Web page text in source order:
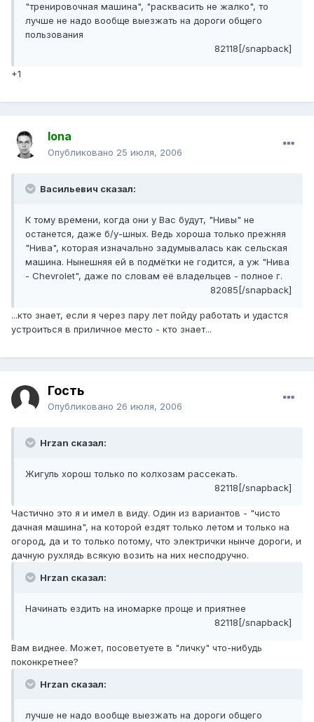
"тренировочная машина", "расквасить не жалко", то
лучше не надо вообще выезжать на дороги общего
пользования
82118[/snapback]
+1
Iona
Опубликовано 25 июля, 2006
Васильевич сказал:
К тому времени, когда они у Вас будут, "Нивы" не
останется, даже б/у-шных. Ведь хороша только прежняя
"Нива", которая изначально задумывалась как сельская
машина. Нынешняя ей в подмётки не годится, а уж "Нива
- Chevrolet", даже по словам её владельцев - полное г.
82085[/snapback]
...кто знает, если я через пару лет пойду работать и удастся
устроиться в приличное место - кто знает...
Гость
Опубликовано 26 июля, 2006
Hrzan сказал:
Жигуль хорош только по колхозам рассекать.
82118[/snapback]
Частично это я и имел в виду. Один из вариантов - "чисто
дачная машина", на которой ездят только летом и только на
огород, да и то только потому, что электрички нынче дороги, и
дачную рухлядь всякую возить на них несподручно.
Hrzan сказал:
Начинать ездить на иномарке проще и приятнее
82118[/snapback]
Вам виднее. Может, посоветуете в "личку" что-нибудь
поконкретнее?
Hrzan сказал:
лучше не надо вообще выезжать на дороги общего